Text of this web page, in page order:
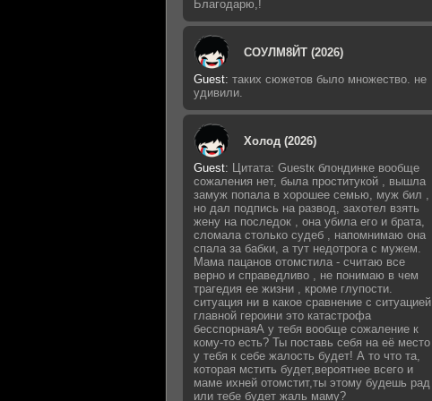
Благодарю,!
СОУЛМ8ЙТ (2026)
Guest: таких сюжетов было множество. не
удивили.
Холод (2026)
Guest: Цитата: Guestк блондинке вообще
сожаления нет, была проститукой , вышла
замуж попала в хорошее семью, муж бил ,
но дал подпись на развод, захотел взять
жену на последок , она убила его и брата,
сломала столько судеб , напомнимаю она
спала за бабки, а тут недотрога с мужем.
Мама пацанов отомстила - считаю все
верно и справедливо , не понимаю в чем
трагедия ее жизни , кроме глупости.
ситуация ни в какое сравнение с ситуацией
главной героини это катастрофа
бесспорнаяА у тебя вообще сожаление к
кому-то есть? Ты поставь себя на её место
у тебя к себе жалость будет! А то что та,
которая мстить будет,вероятнее всего и
маме ихней отомстит,ты этому будешь рад
или тебе будет жаль маму?